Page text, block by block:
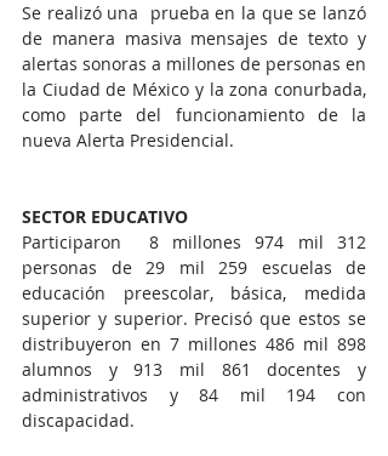
Se realizó una  prueba en la que se lanzó
de manera masiva mensajes de texto y
alertas sonoras a millones de personas en
la Ciudad de México y la zona conurbada,
como parte del funcionamiento de la
nueva Alerta Presidencial.
SECTOR EDUCATIVO
Participaron  8 millones 974 mil 312
personas de 29 mil 259 escuelas de
educación preescolar, básica, medida
superior y superior. Precisó que estos se
distribuyeron en 7 millones 486 mil 898
alumnos y 913 mil 861 docentes y
administrativos y 84 mil 194 con
discapacidad.